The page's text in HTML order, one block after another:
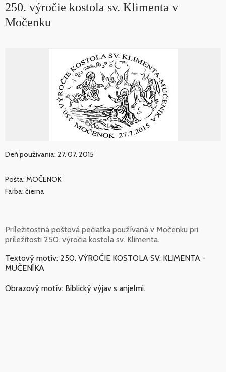
250. výročie kostola sv. Klimenta v
Močenku
Deň používania: 27. 07. 2015
Pošta: MOČENOK
Farba: čierna
Príležitostná poštová pečiatka používaná v Močenku pri
príležitosti 250. výročia kostola sv. Klimenta.
Textový motív: 250. VÝROČIE KOSTOLA SV. KLIMENTA -
MUČENÍKA
Obrazový motív: Biblický výjav s anjelmi.